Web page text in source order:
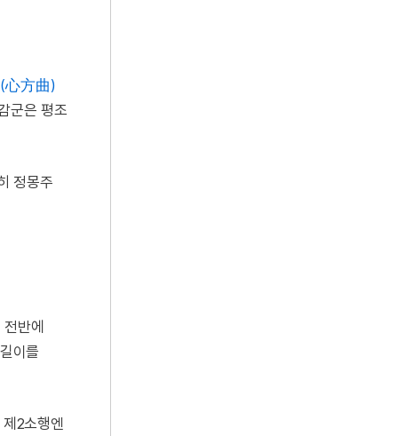
心方曲)
군은 평조
정몽주
반에
이를
2소행엔